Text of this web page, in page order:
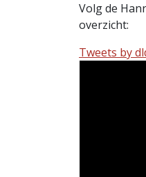
Volg de
overzicht:
Tweets by